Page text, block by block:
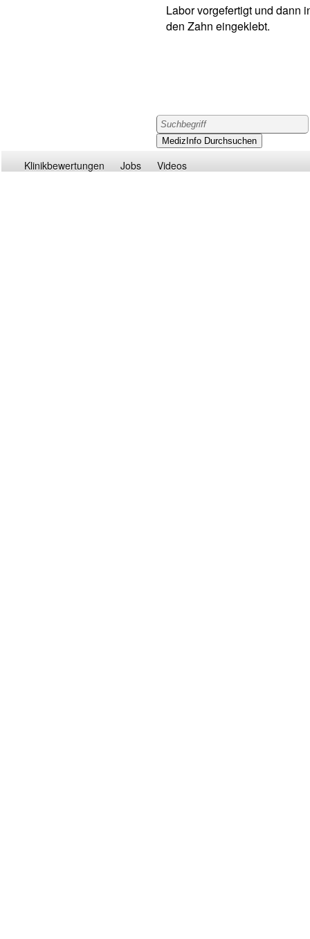
Labor vorgefertigt und dann
den Zahn eingeklebt.
Klinikbewertungen Jobs Videos